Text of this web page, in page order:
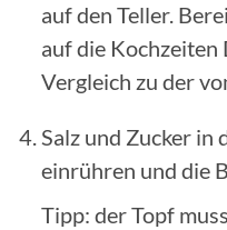
auf den Teller.
auf die Kochzeiten
Vergleich zu der
Salz und Zucker in
einrühren und die
Tipp: der Topf